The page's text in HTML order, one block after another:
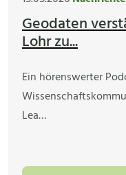
Geodaten
Lohr zu...
Ein hörenswerter
Lea…